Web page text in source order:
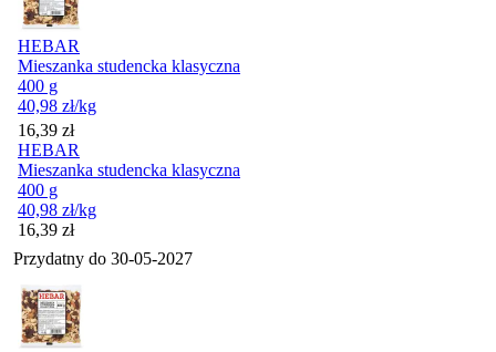
HEBAR
Mieszanka studencka klasyczna
400 g
40,98 zł/kg
Cena
16,39 zł
HEBAR
Mieszanka studencka klasyczna
400 g
40,98 zł/kg
Cena
16,39 zł
Przydatny do 30-05-2027